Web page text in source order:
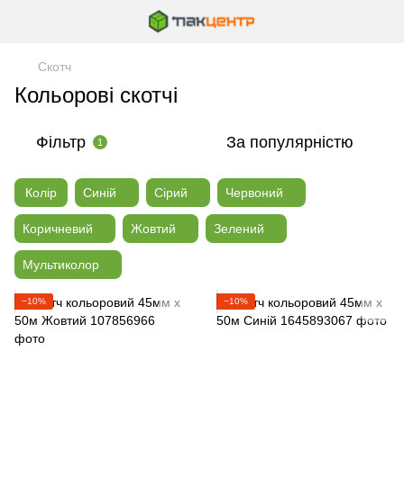
Скотч
Кольорові скотчі
Фільтр 1 За популярністю
Колір Синій Сірий Червоний
Коричневий Жовтий Зелений
Мультиколор
−10% −10%